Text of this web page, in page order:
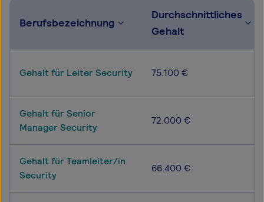
Berufsbezeichnung
Durchschnittliches
Gehalt
Gehalt für Leiter Security 75.100 €
Gehalt für Senior
Manager Security
72.000 €
Gehalt für Teamleiter/in
Security
66.400 €